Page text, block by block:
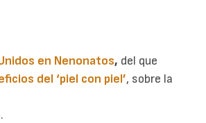
en Nenonatos, del que
del ‘piel con piel’, sobre la
.